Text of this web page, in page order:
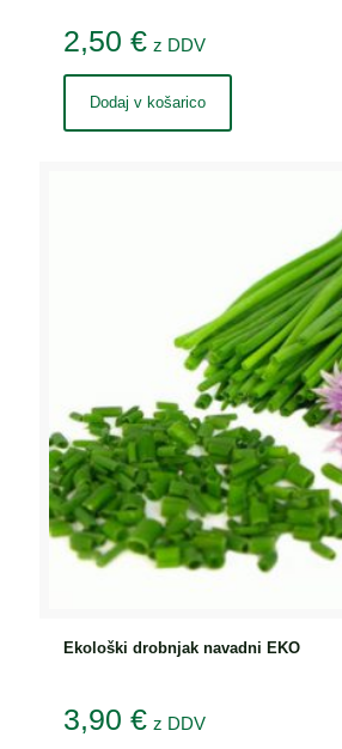
2,50 € z DDV
Dodaj v košarico
Ekološki drobnjak navadni EKO
3,90 € z DDV